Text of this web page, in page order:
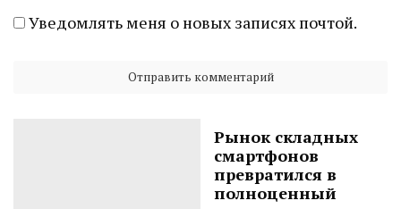
Уведомлять меня о новых записях почтой.
Рынок складных
смартфонов
превратился в
полноценный